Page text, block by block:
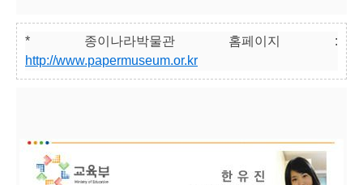
* 종이나라박물관 홈페이지 :
http://www.papermuseum.or.kr